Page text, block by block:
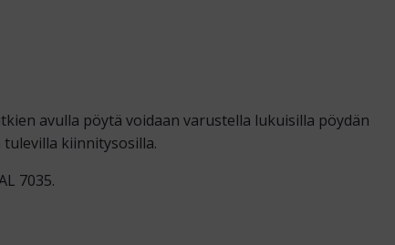
avulla pöytä voidaan varustella lukuisilla pöydän
kiinnitysosilla.
7035.